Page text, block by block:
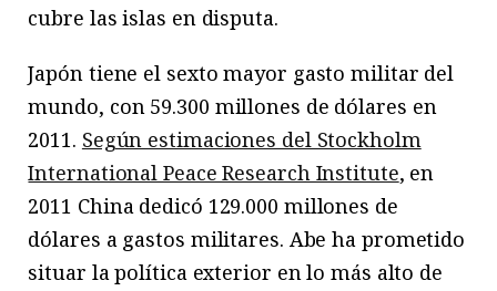
cubre las islas en disputa.
Japón tiene el sexto mayor gasto militar del
mundo, con 59.300 millones de dólares en
2011. Según estimaciones del Stockholm
International Peace Research Institute, en
2011 China dedicó 129.000 millones de
dólares a gastos militares. Abe ha prometido
situar la política exterior en lo más alto de